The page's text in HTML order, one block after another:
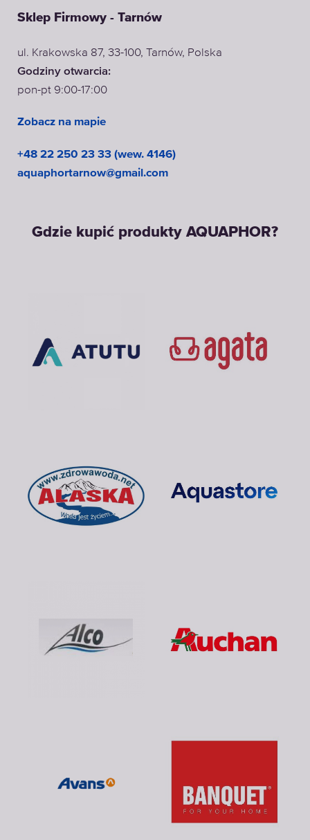
Sklep Firmowy - Tarnów
ul. Krakowska 87, 33-100, Tarnów, Polska
Godziny otwarcia:
pon-pt 9:00-17:00
Zobacz na mapie
+48 22 250 23 33 (wew. 4146)
aquaphortarnow@gmail.com
Gdzie kupić produkty AQUAPHOR?